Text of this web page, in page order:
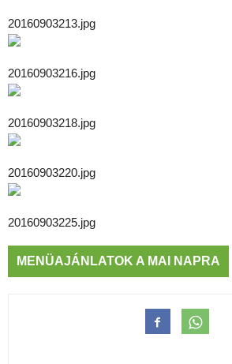
20160903213.jpg
20160903216.jpg
20160903218.jpg
20160903220.jpg
20160903225.jpg
MENÜAJÁNLATOK A MAI NAPRA